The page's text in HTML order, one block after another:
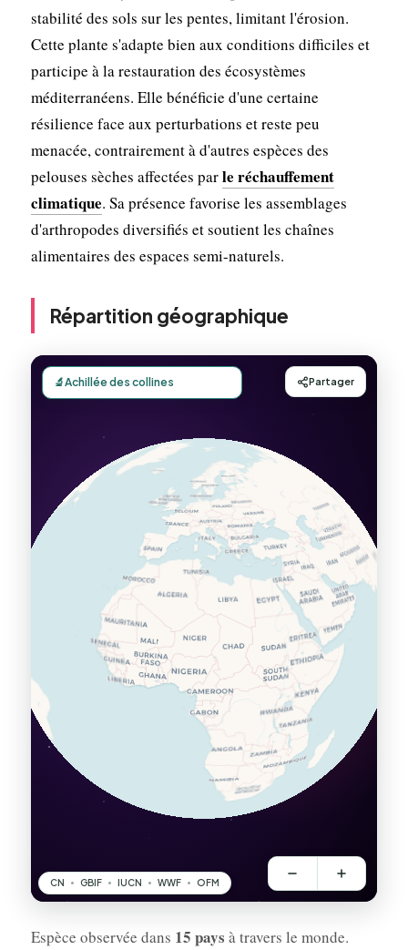
stabilité des sols sur les pentes, limitant l'érosion.
Cette plante s'adapte bien aux conditions difficiles et
participe à la restauration des écosystèmes
méditerranéens. Elle bénéficie d'une certaine
résilience face aux perturbations et reste peu
menacée, contrairement à d'autres espèces des
pelouses sèches affectées parle réchauffement
climatique. Sa présence favorise les assemblages
d'arthropodes diversifiés et soutient les chaînes
alimentaires des espaces semi-naturels.
Répartition géographique
Espèce observée dans 15 pays à travers le monde.